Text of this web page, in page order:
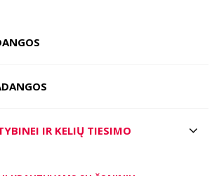
IR KELIŲ TIESIMO